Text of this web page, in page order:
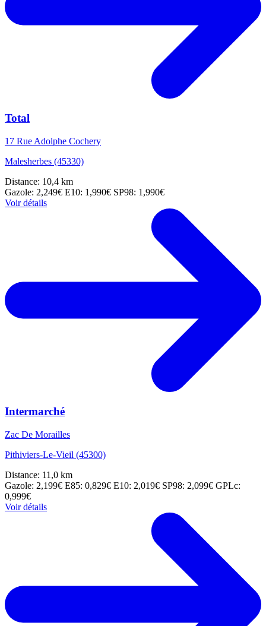
Total
17 Rue Adolphe Cochery
Malesherbes (45330)
Distance: 10,4 km
Gazole: 2,249€ E10: 1,990€ SP98: 1,990€
Voir détails
Intermarché
Zac De Morailles
Pithiviers-Le-Vieil (45300)
Distance: 11,0 km
Gazole: 2,199€ E85: 0,829€ E10: 2,019€ SP98: 2,099€ GPLc:
0,999€
Voir détails